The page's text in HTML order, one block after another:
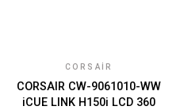
CORSAIR
CORSAIR CW-9061010-WW
iCUE LINK H150i LCD 360